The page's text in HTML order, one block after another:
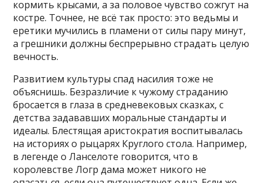
кормить крысами, а за половое чувство сожгут на
костре. Точнее, не всё так просто: это ведьмы и
еретики мучились в пламени от силы пару минут,
а грешники должны беспрерывно страдать целую
вечность.
Развитием культуры спад насилия тоже не
объяснишь. Безразличие к чужому страданию
бросается в глаза в средневековых сказках, с
детства задававших моральные стандарты и
идеалы. Блестящая аристократия воспитывалась
на историях о рыцарях Круглого стола. Например,
в легенде о Ланселоте говорится, что в
королевстве Логр дама может никого не